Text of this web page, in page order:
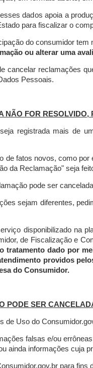
dados apoia a
para fiscalizar o
do consumidor
ou alterar uma
cancelar reclamações
Pessoais.
NÃO FOR
registrada mais de
de fatos novos, como
da Reclamação" seja
pode ser
sejam diferentes,
disponibilizado na
de Fiscalização e
tratamento dado por
providos
do Consumidor.
PODE SER
de Uso do
falsas e/ou
ainda informações cuja
para fins